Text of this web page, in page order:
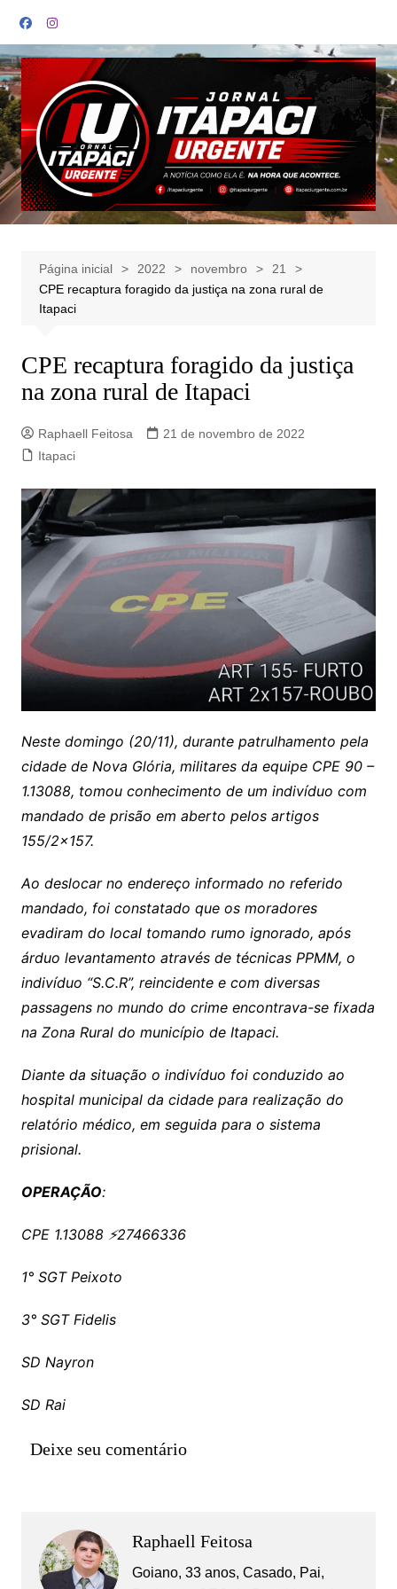
para
o
conteúdo
Página inicial 2022 novembro
21
CPE recaptura foragido da justiça na zona rural de
Itapaci
CPE recaptura foragido da justiça
na zona rural de Itapaci
Raphaell Feitosa
21 de novembro de 2022
Itapaci
Neste domingo (20/11), durante patrulhamento pela
cidade de Nova Glória, militares da equipe CPE 90 –
1.13088, tomou conhecimento de um indivíduo com
mandado de prisão em aberto pelos artigos
155/2×157.
Ao deslocar no endereço informado no referido
mandado, foi constatado que os moradores
evadiram do local tomando rumo ignorado, após
árduo levantamento através de técnicas PPMM, o
indivíduo “S.C.R”, reincidente e com diversas
passagens no mundo do crime encontrava-se fixada
na Zona Rural do município de Itapaci.
Diante da situação o indivíduo foi conduzido ao
hospital municipal da cidade para realização do
relatório médico, em seguida para o sistema
prisional.
OPERAÇÃO:
CPE 1.13088 ⚡27466336
1° SGT Peixoto
3° SGT Fidelis
SD Nayron
SD Rai
Deixe seu comentário
Raphaell Feitosa
Goiano, 33 anos, Casado, Pai,